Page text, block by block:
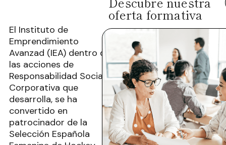
El Instituto de
Emprendimiento
Avanzad (IEA) dentro de
las acciones de
Responsabilidad Social
Corporativa que
desarrolla, se ha
convertido en
patrocinador de la
Selección Española
oferta formativa